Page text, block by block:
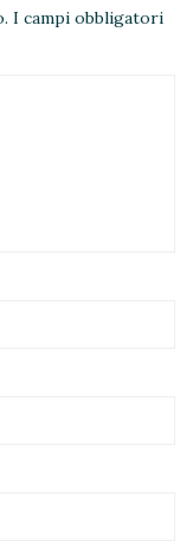
I campi obbligatori